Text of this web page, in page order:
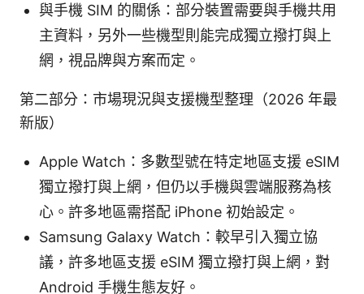
與手機 SIM 的關係：部分裝置需要與手機共用
主資料，另外一些機型則能完成獨立撥打與上
網，視品牌與方案而定。
第二部分：市場現況與支援機型整理（2026 年最
新版）
Apple Watch：多數型號在特定地區支援 eSIM
獨立撥打與上網，但仍以手機與雲端服務為核
心。許多地區需搭配 iPhone 初始設定。
Samsung Galaxy Watch：較早引入獨立協
議，許多地區支援 eSIM 獨立撥打與上網，對
Android 手機生態友好。